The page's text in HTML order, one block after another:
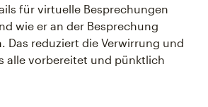
für virtuelle Besprechungen
wie er an der Besprechung
Das reduziert die Verwirrung und
alle vorbereitet und pünktlich